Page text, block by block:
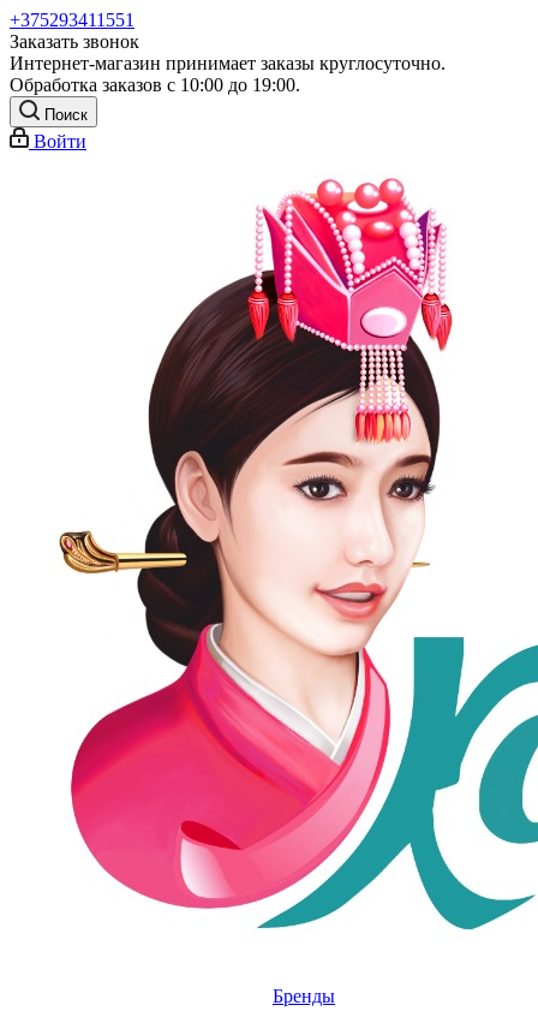
+375293411551
Заказать звонок
Интернет-магазин принимает заказы круглосуточно.
Обработка заказов с 10:00 до 19:00.
Поиск
Войти
Бренды